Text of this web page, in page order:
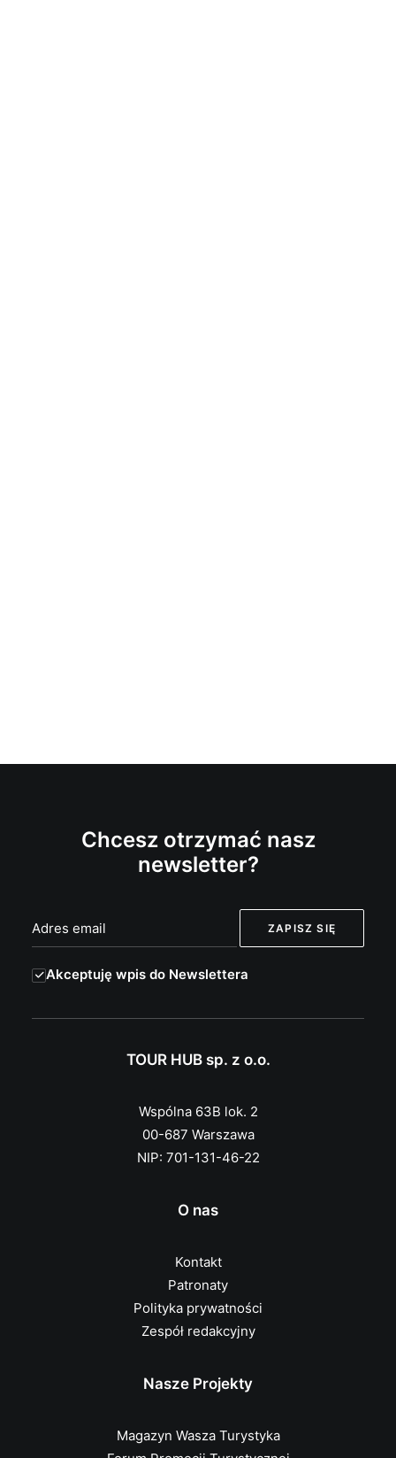
Chcesz otrzymać nasz
newsletter?
Akceptuję wpis do Newslettera
TOUR HUB sp. z o.o.
Wspólna 63B lok. 2
00-687 Warszawa
NIP: 701-131-46-22
O nas
Kontakt
Patronaty
Polityka prywatności
Zespół redakcyjny
Nasze Projekty
Magazyn Wasza Turystyka